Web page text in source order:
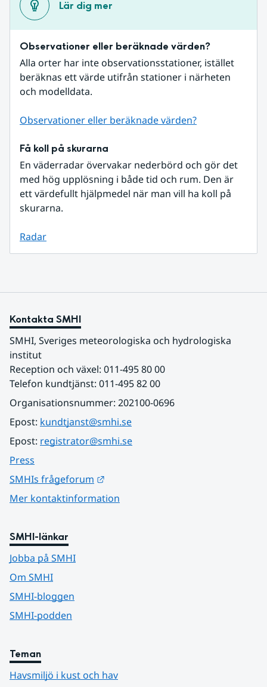
Lär dig mer
Observationer eller beräknade värden?
Alla orter har inte observationsstationer, istället
beräknas ett värde utifrån stationer i närheten
och modelldata.
Observationer eller beräknade värden?
Få koll på skurarna
En väderradar övervakar nederbörd och gör det
med hög upplösning i både tid och rum. Den är
ett värdefullt hjälpmedel när man vill ha koll på
skurarna.
Radar
Kontakta SMHI
SMHI, Sveriges meteorologiska och hydrologiska
institut
Reception och växel: 011-495 80 00
Telefon kundtjänst: 011-495 82 00
Organisationsnummer: 202100-0696
Epost: kundtjanst@smhi.se
Epost: registrator@smhi.se
Press
SMHIs frågeforum
Mer kontaktinformation
SMHI-länkar
Jobba på SMHI
Om SMHI
SMHI-bloggen
SMHI-podden
Teman
Havsmiljö i kust och hav